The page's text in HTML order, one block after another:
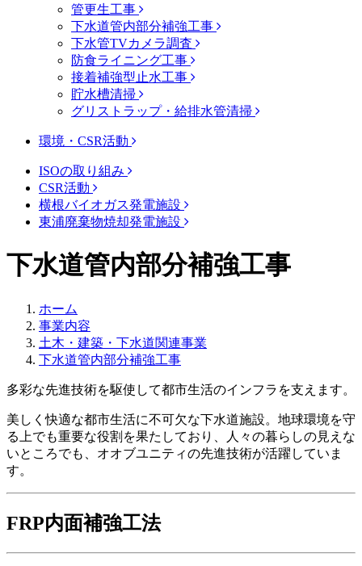
管更生工事
下水道管内部分補強工事
下水管TVカメラ調査
防食ライニング工事
接着補強型止水工事
貯水槽清掃
グリストラップ・給排水管清掃
環境・CSR活動
ISOの取り組み
CSR活動
横根バイオガス発電施設
東浦廃棄物焼却発電施設
下水道管内部分補強工事
ホーム
事業内容
土木・建築・下水道関連事業
下水道管内部分補強工事
多彩な先進技術を駆使して都市生活のインフラを支えます。
美しく快適な都市生活に不可欠な下水道施設。地球環境を守
る上でも重要な役割を果たしており、人々の暮らしの見えな
いところでも、オオブユニティの先進技術が活躍していま
す。
FRP内面補強工法